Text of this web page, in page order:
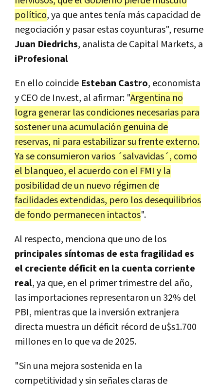
político, ya que antes tenía más capacidad de
negociación y pasar estas coyunturas", resume
Juan Diedrichs, analista de Capital Markets, a
iProfesional
En ello coincide Esteban Castro, economista
y CEO de Inv.est, al afirmar: "Argentina no
logra generar las condiciones necesarias para
sostener una acumulación genuina de
reservas, ni para estabilizar su frente externo.
Ya se consumieron varios ´salvavidas´, como
el blanqueo, el acuerdo con el FMI y la
posibilidad de un nuevo régimen de
facilidades extendidas, pero los desequilibrios
de fondo permanecen intactos".
Al respecto, menciona que uno de los
principales síntomas de esta fragilidad es
el creciente déficit en la cuenta corriente
real, ya que, en el primer trimestre del año,
las importaciones representaron un 32% del
PBI, mientras que la inversión extranjera
directa muestra un déficit récord de u$s1.700
millones en lo que va de 2025.
"Sin una mejora sostenida en la
competitividad y sin señales claras de